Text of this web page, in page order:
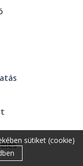
sütiket (cookie)